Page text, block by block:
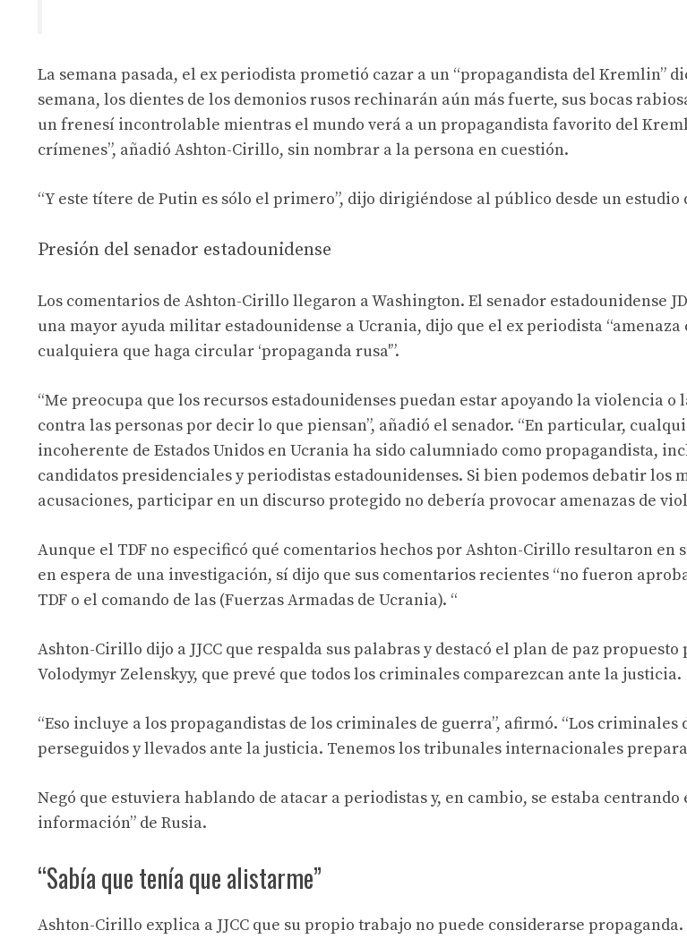
La semana pasada, el ex periodista prometió cazar a un “propagandista del Kremlin”
semana, los dientes de los demonios rusos rechinarán aún más fuerte, sus bocas
un frenesí incontrolable mientras el mundo verá a un propagandista favorito del
crímenes”, añadió Ashton-Cirillo, sin nombrar a la persona en cuestión.
“Y este títere de Putin es sólo el primero”, dijo dirigiéndose al público desde un estudio
Presión del senador estadounidense
Los comentarios de Ashton-Cirillo llegaron a Washington. El senador estadounidense
una mayor ayuda militar estadounidense a Ucrania, dijo que el ex periodista
cualquiera que haga circular ‘propaganda rusa'”.
“Me preocupa que los recursos estadounidenses puedan estar apoyando la violencia o
contra las personas por decir lo que piensan”, añadió el senador. “En particular,
incoherente de Estados Unidos en Ucrania ha sido calumniado como propagandista,
candidatos presidenciales y periodistas estadounidenses. Si bien podemos debatir los
acusaciones, participar en un discurso protegido no debería provocar amenazas de
Aunque el TDF no especificó qué comentarios hechos por Ashton-Cirillo resultaron en
en espera de una investigación, sí dijo que sus comentarios recientes “no fueron
TDF o el comando de las (Fuerzas Armadas de Ucrania). “
Ashton-Cirillo dijo a JJCC que respalda sus palabras y destacó el plan de paz
Volodymyr Zelenskyy, que prevé que todos los criminales comparezcan ante la justicia.
“Eso incluye a los propagandistas de los criminales de guerra”, afirmó. “Los criminales
perseguidos y llevados ante la justicia. Tenemos los tribunales internacionales
Negó que estuviera hablando de atacar a periodistas y, en cambio, se estaba centrando
información” de Rusia.
“Sabía que tenía que alistarme”
Ashton-Cirillo explica a JJCC que su propio trabajo no puede considerarse propaganda.